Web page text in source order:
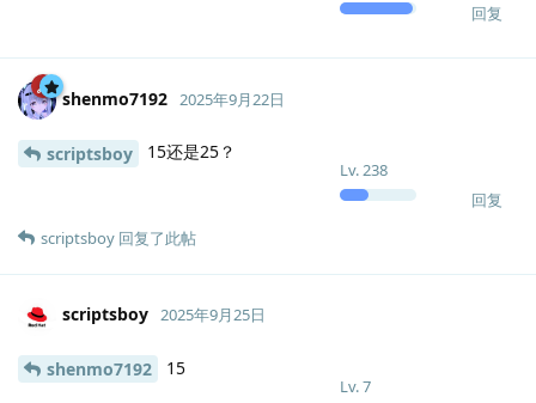
回复
shenmo7192
Lv.238
2025年9月22日
scriptsboy 15还是25？
回复
scriptsboy 回复了此帖
scriptsboy
Lv.7
2025年9月25日
shenmo7192 15